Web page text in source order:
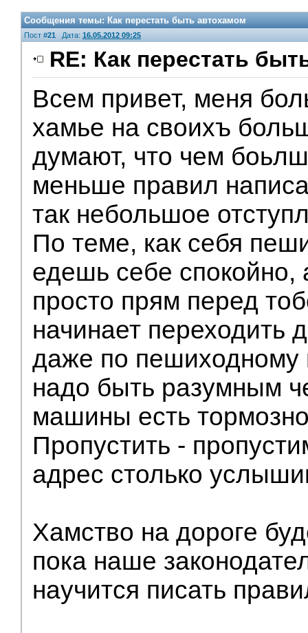
Сообщения темы:Как перестать быть автохамом
Пост #21 Дата: 16.05.2012 09:25
RE: Как перестать
Всем привет, меня
хамье на своихъ
думают, что чем
меньше правил
так небольшое
По теме, как себя
едешь себе спокойно,
просто прям перед
начинает переходить
даже по пешиходному
надо быть разумным
машины есть
Пропустить -
адрес столько
Хамство на дороге
пока наше
научится писать